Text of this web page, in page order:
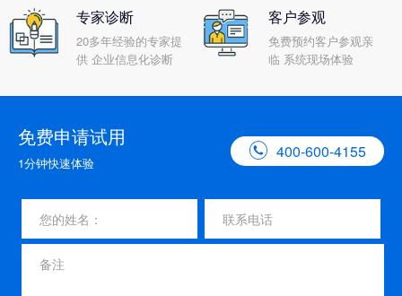
专家诊断
20多年经验的专家提
供 企业信息化诊断
客户参观
免费预约客户参观亲
临 系统现场体验
免费申请试用
1分钟快速体验
 400-600-4155